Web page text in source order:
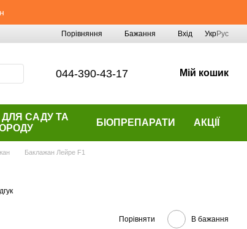
Порівняння Бажання Вхід УкрРус
044-390-43-17 Мій кошик
САДУ ТА
БІОПРЕПАРАТИ АКЦІЇ
Баклажан Лейре F1
Порівняти В бажання